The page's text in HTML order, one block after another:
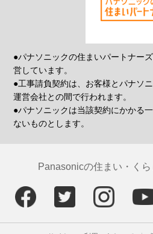
●パナソニックの住まいパートナー
営しています。
●工事請負契約は、お客様とパナソ
運営会社との間で行われます。
●パナソニックは当該契約にかかる
ないものとします。
Panasonicの住まい・く